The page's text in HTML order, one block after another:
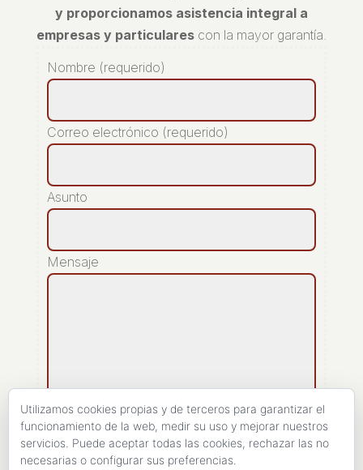
y proporcionamos asistencia integral a
empresas y particularescon la mayor garantía.
Nombre (requerido)
Correo electrónico (requerido)
Asunto
Mensaje
[recaptcha]
Utilizamos cookies propias y de terceros para garantizar el
funcionamiento de la web, medir su uso y mejorar nuestros
servicios. Puede aceptar todas las cookies, rechazar las no
necesarias o configurar sus preferencias.